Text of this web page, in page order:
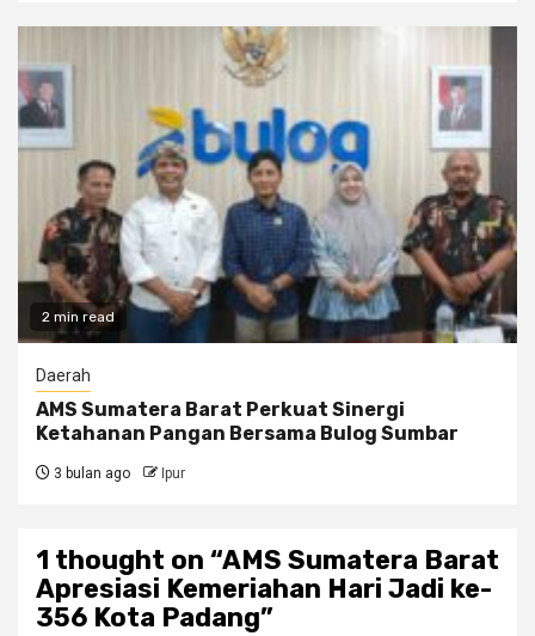
2 min read
Daerah
AMS Sumatera Barat Perkuat Sinergi
Ketahanan Pangan Bersama Bulog Sumbar
3 bulan ago Ipur
1 thought on “AMS Sumatera Barat
Apresiasi Kemeriahan Hari Jadi ke-
356 Kota Padang”